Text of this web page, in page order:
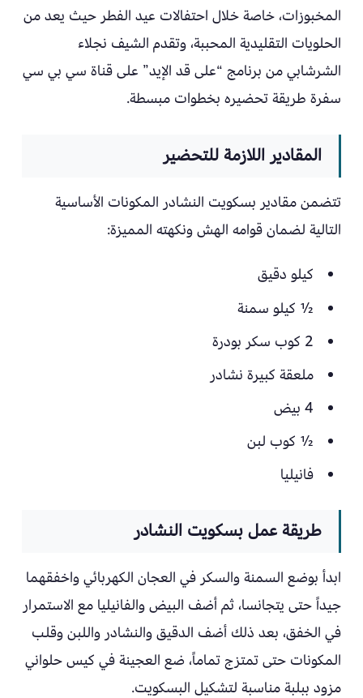
المخبوزات، خاصة خلال احتفالات عيد الفطر حيث يعد من
الحلويات التقليدية المحببة، وتقدم الشيف نجلاء
الشرشابي من برنامج “على قد الإيد” على قناة سي بي سي
سفرة طريقة تحضيره بخطوات مبسطة.
المقادير اللازمة للتحضير
تتضمن مقادير بسكويت النشادر المكونات الأساسية
التالية لضمان قوامه الهش ونكهته المميزة:
كيلو دقيق
½ كيلو سمنة
2 كوب سكر بودرة
ملعقة كبيرة نشادر
4 بيض
½ كوب لبن
فانيليا
طريقة عمل بسكويت النشادر
ابدأ بوضع السمنة والسكر في العجان الكهربائي واخفقهما
جيداً حتى يتجانسا، ثم أضف البيض والفانيليا مع الاستمرار
في الخفق، بعد ذلك أضف الدقيق والنشادر واللبن وقلب
المكونات حتى تمتزج تماماً، ضع العجينة في كيس حلواني
مزود ببلبة مناسبة لتشكيل البسكويت.